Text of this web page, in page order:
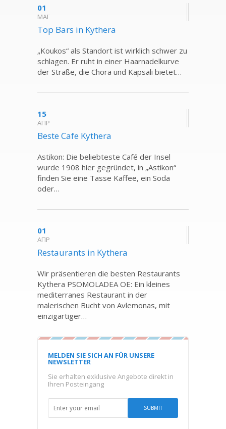
01
ΜΑΪ
Τοp Bars in Kythera
„Koukos“ als Standort ist wirklich schwer zu
schlagen. Er ruht in einer Haarnadelkurve
der Straße, die Chora und Kapsali bietet…
15
ΑΠΡ
Beste Cafe Kythera
Astikon: Die beliebteste Café der Insel
wurde 1908 hier gegründet, in „Astikon“
finden Sie eine Tasse Kaffee, ein Soda
oder…
01
ΑΠΡ
Restaurants in Kythera
Wir präsentieren die besten Restaurants
Kythera PSOMOLADEA OE: Ein kleines
mediterranes Restaurant in der
malerischen Bucht von Avlemonas, mit
einzigartiger…
MELDEN SIE SICH AN FÜR UNSERE
NEWSLETTER
Sie erhalten exklusive Angebote direkt in
Ihren Posteingang